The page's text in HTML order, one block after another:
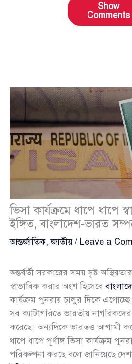
Show
Comments
ভিসা কার্যক্রমে ধাপে ধাপে
ইঙ্গিত, বাংলাদেশ-ভারত
আন্তর্জাতিক,জাতীয় / Leave a
অন্তর্বর্তী সরকারের সময় সৃষ্ট
স্বাভাবিক করার অংশ হিসেবে
কার্যক্রম পুনরায় চালুর দিকে
সব ক্যাটাগরিতে ভারতীয়
করেছে। অন্যদিকে ভারতও আগামী
ধাপে ধাপে পূর্ণাঙ্গ ভিসা কার্যক্রম
পরিকল্পনা করছে বলে জানিয়েছে